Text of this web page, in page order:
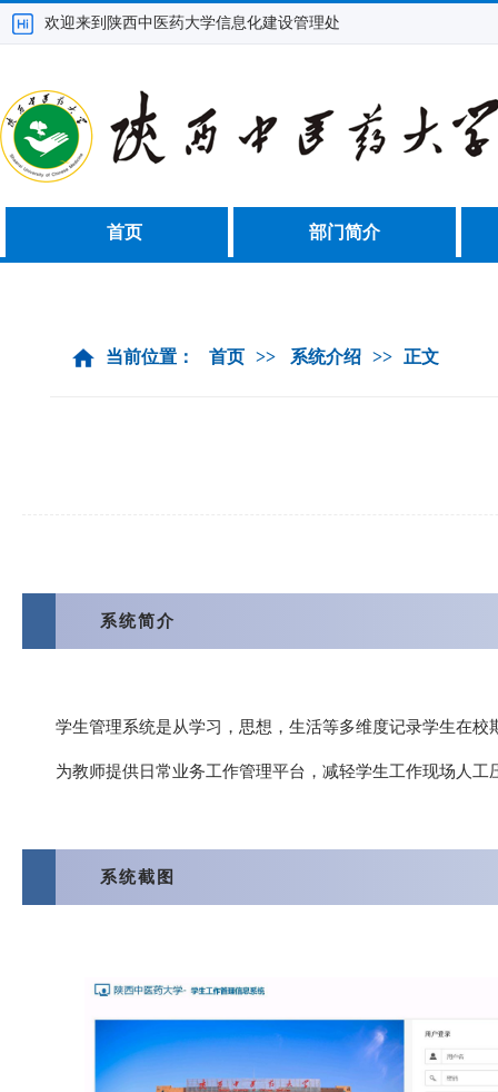
欢迎来到陕西中医药大学信息化建设管理处
首页 部门简介
当前位置： 首页 >> 系统介绍 >> 正文
系统简介
学生管理系统是从学习，思想，生活等多维度记录学生在
为教师提供日常业务工作管理平台，减轻学生工作现场人工
系统截图